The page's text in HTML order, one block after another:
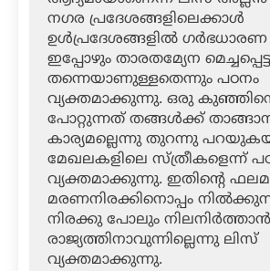
നഗര പ്രദേശങ്ങളിലെക്കാള്‍
ഉള്‍പ്രദേശങ്ങളില്‍ ഗര്‍ഭധാരണ
ഇപ്പോഴും താരതമ്യേന
തന്നെയാണുള്ളതെന്നും പഠനം
വ്യക്തമാക്കുന്നു. ഒരു
പോറ്റുന്നത് തങ്ങള്‍ക്ക്
കാര്യമല്ലെന്നു തുറന്നു
മേഖലകളിലെ സ്ത്രീകളെന്ന്
വ്യക്തമാക്കുന്നു. ഇതിന്റെ
മരണനിരക്കിനൊപ്പം
നിരക്കു പോലും നിലനിര്‍ത്താന്‍
രാജ്യത്തിനാവുന്നില്ലെന്നു ലിസ്
വ്യക്തമാക്കുന്നു.